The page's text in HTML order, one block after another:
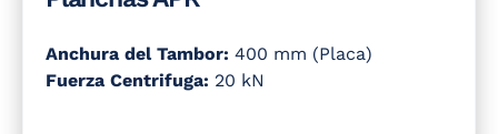
Anchura del Tambor: 400 mm (Placa)
Fuerza Centrifuga: 20 kN